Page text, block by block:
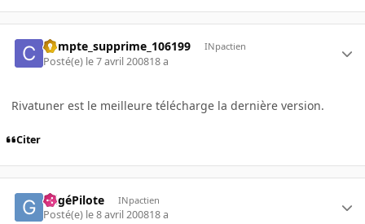
Compte_supprime_106199 INpactien
Posté(e) le 7 avril 200818 a
Rivatuner est le meilleure télécharge la dernière version.
Citer
GégéPilote INpactien
Posté(e) le 8 avril 200818 a